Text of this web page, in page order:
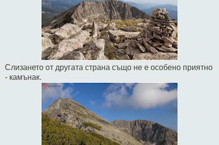
Слизането от другата страна също не е особено приятно
- камънак.